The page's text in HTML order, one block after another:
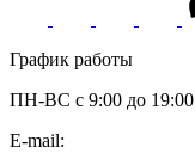
График работы
ПН-ВС c 9:00 до 19:00
E-mail: